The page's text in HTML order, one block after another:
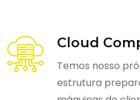
Cloud
Temos nosso
estrutura